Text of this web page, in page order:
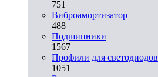
751
Виброамортизатор
488
Подшипники
1567
Профили для светодиодов
1051